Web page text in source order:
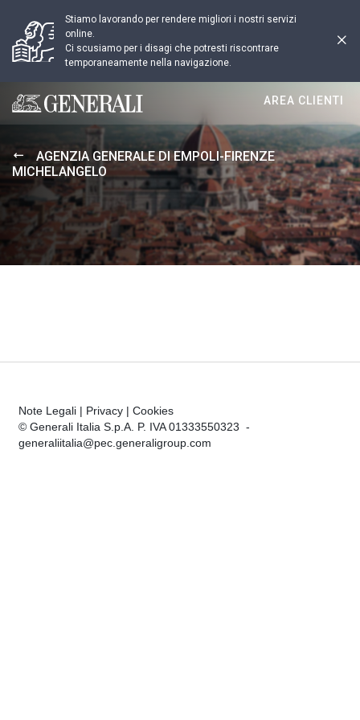
Stiamo lavorando per rendere migliori i nostri servizi
online.
Ci scusiamo per i disagi che potresti riscontrare
temporaneamente nella navigazione.
Generali logo
AREA CLIENTI
AGENZIA GENERALE DI EMPOLI-FIRENZE
MICHELANGELO
Note Legali | Privacy | Cookies
© Generali Italia S.p.A. P. IVA 01333550323 -
generaliitalia@pec.generaligroup.com